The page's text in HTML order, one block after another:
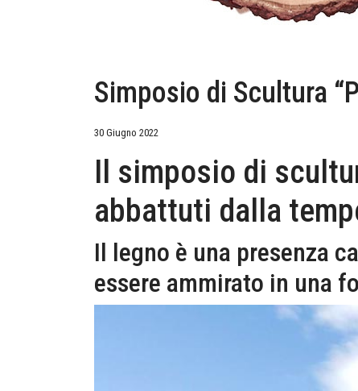
Simposio di Scultura
30 Giugno 2022
Il simposio di
abbattuti dalla
Il legno è una presenza
essere ammirato in una